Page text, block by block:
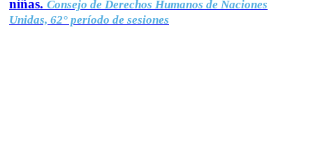
niñas. Consejo de Derechos Humanos de Naciones
Unidas, 62° período de sesiones